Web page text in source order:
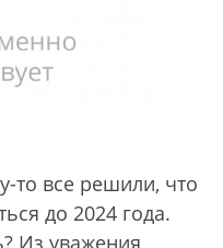
то все решили, что
до 2024 года.